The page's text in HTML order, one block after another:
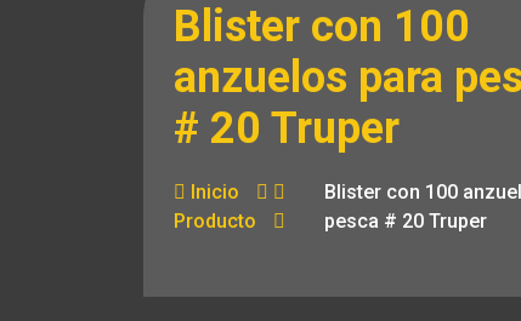
Blister con 100
anzuelos para
# 20 Truper
Inicio
Producto
Blister con 100
pesca # 20 Truper